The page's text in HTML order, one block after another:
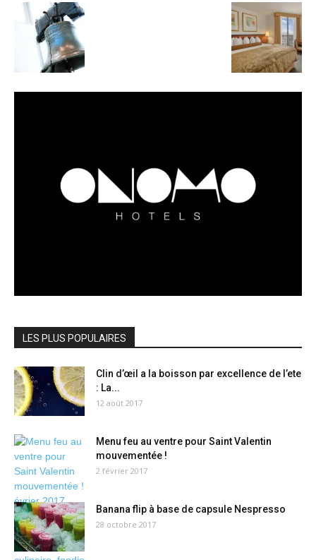
LES PLUS POPULAIRES
Clin d’œil a la boisson par excellence de l’ete
: La...
12 août 2017
Menu feu au ventre pour Saint Valentin
mouvementée !
2 février 2017
Banana flip à base de capsule Nespresso
28 octobre 2017